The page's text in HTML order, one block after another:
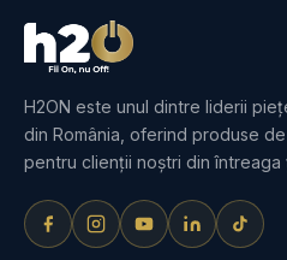
H2ON este unul dintre liderii
din România, oferind produse
pentru clienții noștri din întreaga